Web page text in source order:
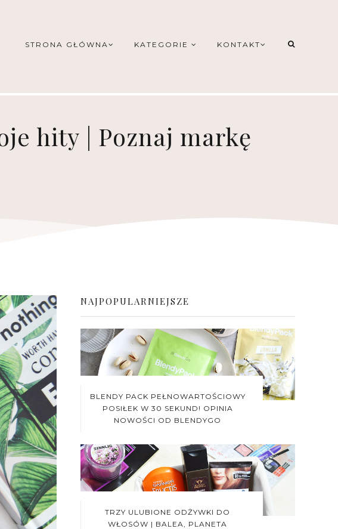
STRONA GŁÓWNA KATEGORIE KONTAKT
hity | Poznaj markę
NAJPOPULARNIEJSZE
BLENDY PACK PEŁNOWARTOŚCIOWY
POSIŁEK W 30 SEKUND! OPINIA
NOWOŚCI OD BLENDYGO
TRZY ULUBIONE ODŻYWKI DO
WŁOSÓW | BALEA, PLANETA